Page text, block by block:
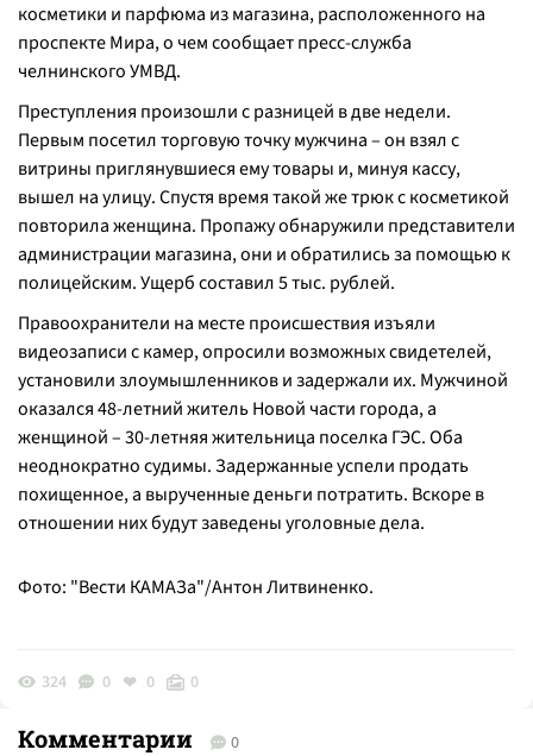
косметики и парфюма из магазина, расположенного на
проспекте Мира, о чем сообщает пресс-служба
челнинского УМВД.
Преступления произошли с разницей в две недели.
Первым посетил торговую точку мужчина – он взял с
витрины приглянувшиеся ему товары и, минуя кассу,
вышел на улицу. Спустя время такой же трюк с косметикой
повторила женщина. Пропажу обнаружили представители
администрации магазина, они и обратились за помощью к
полицейским. Ущерб составил 5 тыс. рублей.
Правоохранители на месте происшествия изъяли
видеозаписи с камер, опросили возможных свидетелей,
установили злоумышленников и задержали их. Мужчиной
оказался 48-летний житель Новой части города, а
женщиной – 30-летняя жительница поселка ГЭС. Оба
неоднократно судимы. Задержанные успели продать
похищенное, а вырученные деньги потратить. Вскоре в
отношении них будут заведены уголовные дела.
Фото: "Вести КАМАЗа"/Антон Литвиненко.
324 0 0 0
Комментарии 0